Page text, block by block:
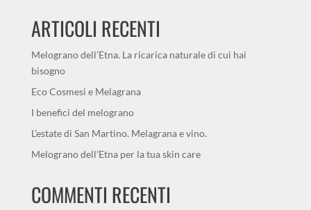
ARTICOLI RECENTI
Melograno dell’Etna. La ricarica naturale di cui hai
bisogno
Eco Cosmesi e Melagrana
I benefici del melograno
L’estate di San Martino. Melagrana e vino.
Melograno dell’Etna per la tua skin care
COMMENTI RECENTI